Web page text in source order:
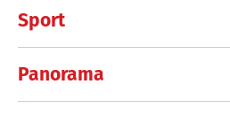
Sport
Panorama